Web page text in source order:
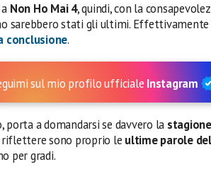
Non Ho Mai 4, quindi, con la
sarebbero stati gli ultimi. Effettivamente
conclusione.
sul mio profilo ufficiale Instagram
a domandarsi se davvero la
riflettere sono proprio le ultime parole
per gradi.